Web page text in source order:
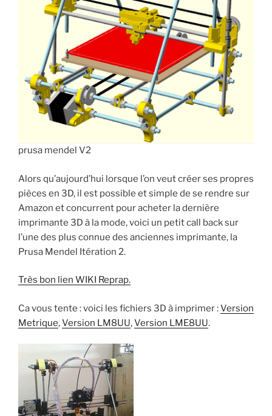
prusa mendel V2
Alors qu’aujourd’hui lorsque l’on veut créer ses propres
pièces en 3D, il est possible et simple de se rendre sur
Amazon et concurrent pour acheter la dernière
imprimante 3D à la mode, voici un petit call back sur
l’une des plus connue des anciennes imprimante, la
Prusa Mendel Itération 2.
Très bon lien WIKI Reprap.
Ca vous tente : voici les fichiers 3D à imprimer :Version
Metrique,Version LM8UU,Version LME8UU.